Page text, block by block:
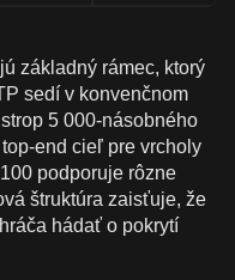
základný rámec, ktorý
sedí v konvenčnom
5 000-násobného
end cieľ pre vrcholy
podporuje rôzne
štruktúra zaisťuje, že
hádať o pokrytí